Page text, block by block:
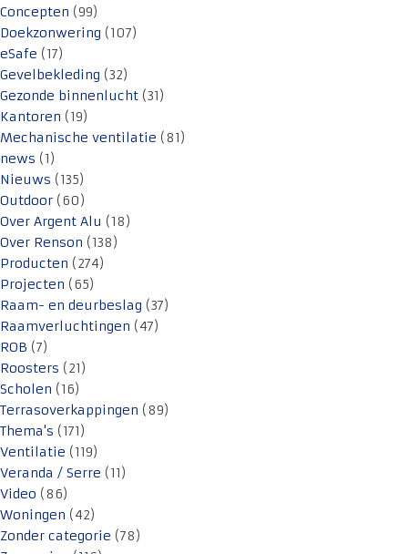
Concepten (99)
Doekzonwering (107)
eSafe (17)
Gevelbekleding (32)
Gezonde binnenlucht (31)
Kantoren (19)
Mechanische ventilatie (81)
news (1)
Nieuws (135)
Outdoor (60)
Over Argent Alu (18)
Over Renson (138)
Producten (274)
Projecten (65)
Raam- en deurbeslag (37)
Raamverluchtingen (47)
ROB (7)
Roosters (21)
Scholen (16)
Terrasoverkappingen (89)
Thema's (171)
Ventilatie (119)
Veranda / Serre (11)
Video (86)
Woningen (42)
Zonder categorie (78)